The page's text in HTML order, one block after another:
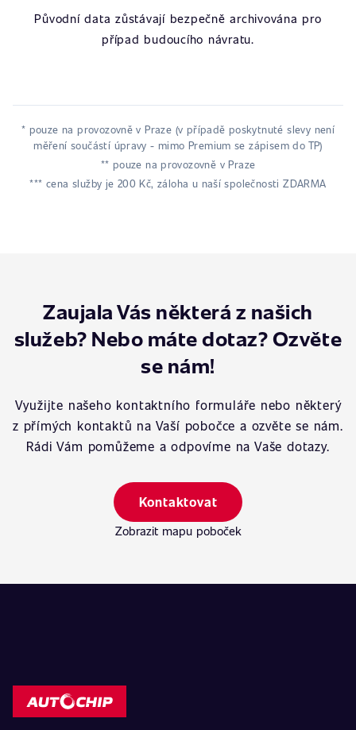
Původní data zůstávají bezpečně archivována pro
případ budoucího návratu.
* pouze na provozovně v Praze (v případě poskytnuté slevy není
měření součástí úpravy - mimo Premium se zápisem do TP)
** pouze na provozovně v Praze
*** cena služby je 200 Kč, záloha u naší společnosti ZDARMA
Zaujala Vás některá z našich
služeb? Nebo máte dotaz? Ozvěte
se nám!
Využijte našeho kontaktního formuláře nebo některý
z přímých kontaktů na Vaší pobočce a ozvěte se nám.
Rádi Vám pomůžeme a odpovíme na Vaše dotazy.
Kontaktovat
Zobrazit mapu poboček